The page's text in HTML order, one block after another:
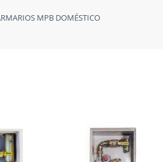
MPB DOMÉSTICO